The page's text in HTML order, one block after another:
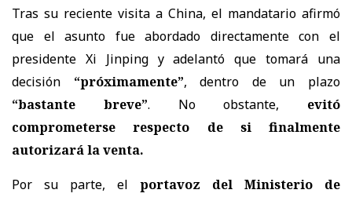
Tras su reciente visita a China, el mandatario afirmó
que el asunto fue abordado directamente con el
presidente Xi Jinping y adelantó que tomará una
decisión “próximamente”, dentro de un plazo
“bastante breve”. No obstante, evitó
comprometerse respecto de si finalmente
autorizará la venta.
Por su parte, el portavoz del Ministerio de